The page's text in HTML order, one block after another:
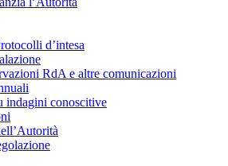
d’intesa
RdA e altre comunicazioni
indagini conoscitive